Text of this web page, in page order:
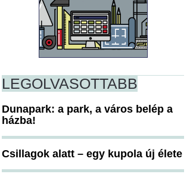
LEGOLVASOTTABB
Dunapark: a park, a város belép a
házba!
Csillagok alatt – egy kupola új élete